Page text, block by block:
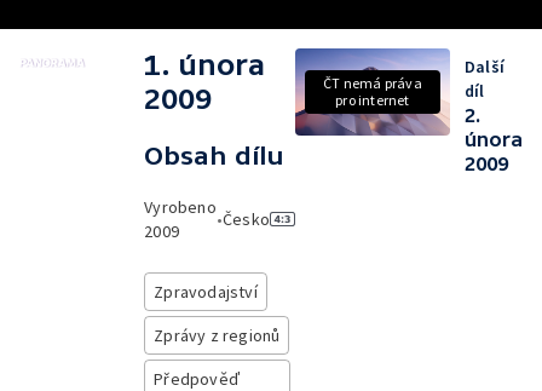
1. února
2009
Obsah dílu
Vyrobeno
2009
•Česko
Zpravodajství
Zprávy z regionů
Předpověď
ČT nemá práva
pro internet
Další
díl
2.
února
2009